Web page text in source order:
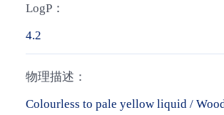
LogP：
4.2
物理描述：
Colourless to pale yellow liquid /